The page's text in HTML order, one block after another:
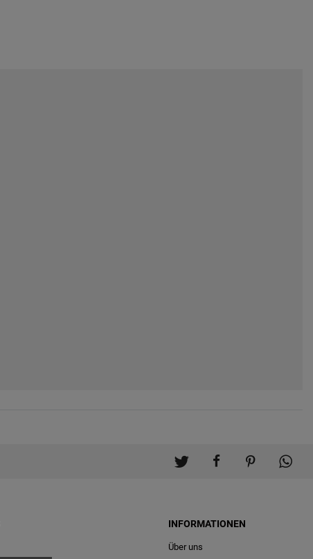
INFORMATIONEN
Über uns